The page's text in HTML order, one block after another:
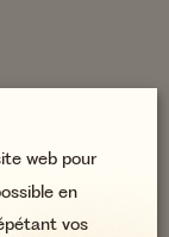
web pour
en
vos